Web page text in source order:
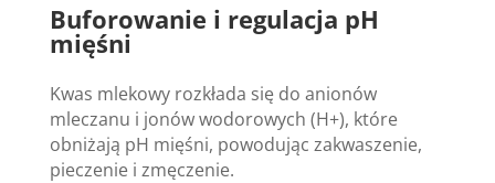
Buforowanie i regulacja pH
mięśni
Kwas mlekowy rozkłada się do anionów
mleczanu i jonów wodorowych (H+), które
obniżają pH mięśni, powodując zakwaszenie,
pieczenie i zmęczenie.